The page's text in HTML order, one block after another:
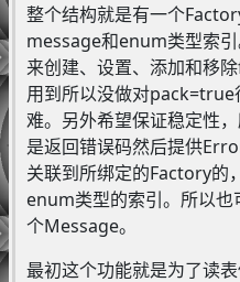
整个结构就是有一个
message和enum类型索
来创建、设置、添加和移
用到所以没做对pack=true
难。另外希望保证稳定性
是返回错误码然后提供
关联到所绑定的Factory的
enum类型的索引。所以
个Message。
最初这个功能就是为了读